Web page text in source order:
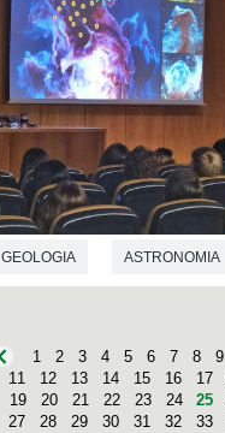
GEOLOGIA ASTRONOMIA
1 2 3 4 5 6 7 8 9
11
12 13 14 15 16 17
19
20 21 22 23 24 25
27
28 29 30 31 32 33